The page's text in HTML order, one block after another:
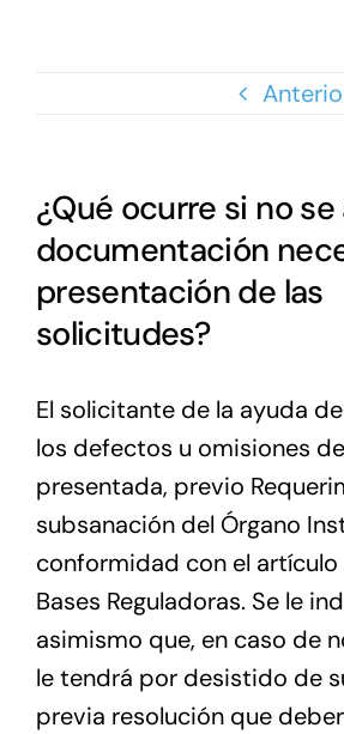
¿Qué ocurre si no
documentación
presentación de las
solicitudes?
El solicitante de la ayuda
los defectos u omisiones
presentada, previo
subsanación del Órgano
conformidad con el artículo
Bases Reguladoras. Se le
asimismo que, en caso de
le tendrá por desistido de
previa resolución que